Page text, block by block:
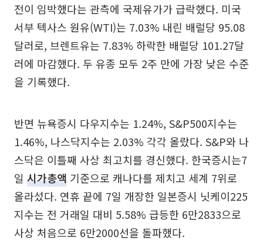
전이 임박했다는 관측에 국제유가가 급락했다. 미국
서부 텍사스 원유(WTI)는 7.03% 내린 배럴당 95.08
달러로, 브렌트유는 7.83% 하락한 배럴당 101.27달
러에 마감했다. 두 유종 모두 2주 만에 가장 낮은 수준
을 기록했다.
반면 뉴욕증시 다우지수는 1.24%, S&P500지수는
1.46%, 나스닥지수는 2.03% 각각 올랐다. S&P와 나
스닥은 이틀째 사상 최고치를 경신했다. 한국증시는7
일 시가총액 기준으로 캐나다를 제치고 세계 7위로
올라섰다. 연휴 끝에 7일 개장한 일본증시 닛케이225
지수는 전 거래일 대비 5.58% 급등한 6만2833으로
사상 처음으로 6만2000선을 돌파했다.